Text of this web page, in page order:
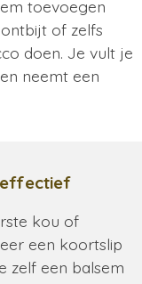
toevoegen
of zelfs
doen. Je vult je
neemt een
effectief
kou of
een koortslip
zelf een balsem